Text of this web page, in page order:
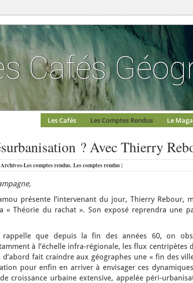
Les Cafés Les Comptes Rendus Le
? Avec Thierry
Archives-Les comptes rendus, Les comptes rendus |
présente l’intervenant du jour, Thierry Rebour,
« Théorie du rachat ». Son exposé reprendra une
que depuis la fin des années 60, on
à l’échelle infra-régionale, les flux centripètes
fait craindre aux géographes une « fin des
pour enfin en arriver à envisager ces
croissance urbaine extensive, appelée péri-